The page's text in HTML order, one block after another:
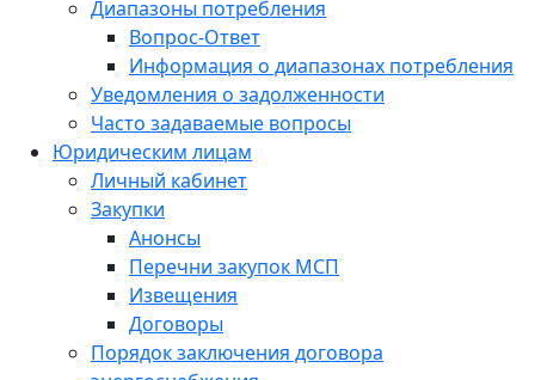
Диапазоны потребления
Вопрос-Ответ
Информация о диапазонах потребления
Уведомления о задолженности
Часто задаваемые вопросы
Юридическим лицам
Личный кабинет
Закупки
Анонсы
Перечни закупок МСП
Извещения
Договоры
Порядок заключения договора